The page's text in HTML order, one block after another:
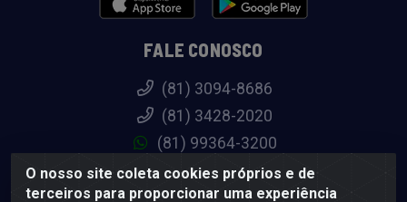
O nosso site coleta cookies próprios e de
terceiros para proporcionar uma experiência
FALE CONOSCO
(81) 3094-8686
(81) 3428-2020
(81) 99364-3200
atendimento@diadistribuicao.com.br
/diadistribuicao